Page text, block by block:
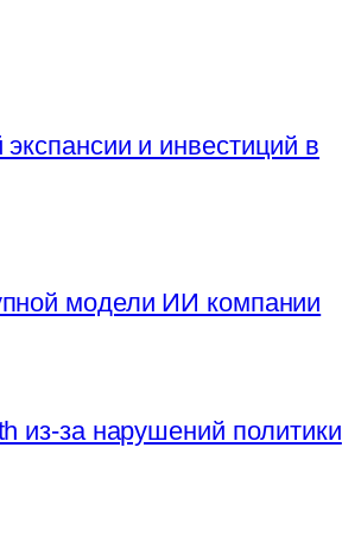
и инвестиций в
модели ИИ компании
из-за нарушений политики